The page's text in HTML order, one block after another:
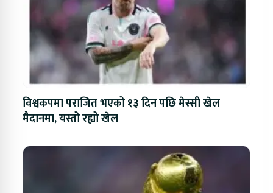
विश्वकपमा पराजित भएको १३ दिन पछि मेस्सी खेल
मैदानमा, यस्तो रह्यो खेल